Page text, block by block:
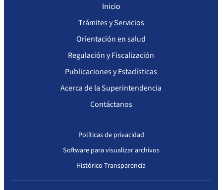
Inicio
Trámites y Servicios
Orientación en salud
Regulación y Fiscalización
Publicaciones y Estadísticas
Acerca de la Superintendencia
Contáctanos
Políticas de privacidad
Software para visualizar archivos
Histórico Transparencia